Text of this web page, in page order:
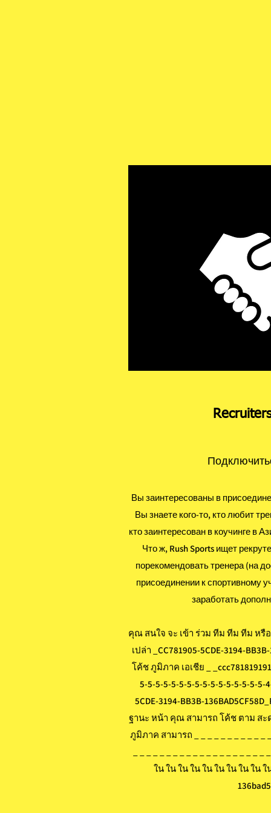
Вы заинтересованы в
Вы знаете кого-то, кто любит
кто заинтересован в коучинге в
Что ж, Rush Sports ищет
порекомендовать тренера (на
присоединении к спортивному
заработать
คุณ สนใจ จะ เข้า ร่วม ทีม ทีม ทีม หรื
เปล่า _CC781905-5CDE-3194-
โค้ช ภูมิภาค เอเชีย _
5-5-5-5-5-5-5-5-5-5-5-5-5-5-5-5-
5CDE-3194-BB3B-
ฐานะ หน้า คุณ สามารถ โค้ช ตาม สะ
ภูมิภาค สามารถ _ _ _ _ _ _ _ _ _ _ _ _
_ _ _ _ _ _ _ _ _ _ _ _ _ _ _ _ _ _ _
ใน ใน ใน ใน ใน ใน ใน ใน ใน